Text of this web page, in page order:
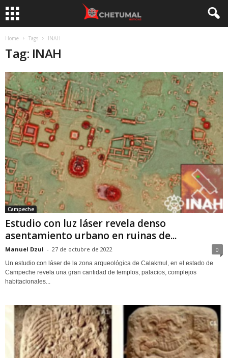
Home Tags INAH
Tag: INAH
Campeche
Estudio con luz láser revela denso
asentamiento urbano en ruinas de...
Manuel Dzul - 27 de octubre de 2022 0
Un estudio con láser de la zona arqueológica de Calakmul, en el estado de
Campeche revela una gran cantidad de templos, palacios, complejos
habitacionales...